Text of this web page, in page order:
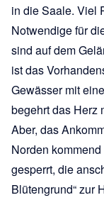
in die Saale. Viel
Notwendige für
sind auf dem
ist das
Gewässer mit
begehrt das Herz
Aber, das
Norden
gesperrt, die
Blütengrund“ zur